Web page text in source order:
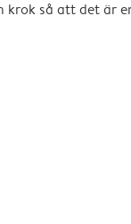
krok så att det är